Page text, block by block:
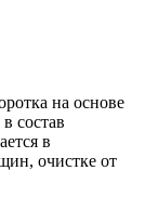
на основе
состав
в
очистке от